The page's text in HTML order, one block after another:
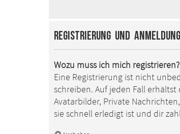
Registrierung und Anmeldung
Wozu muss ich mich registrieren?
Eine Registrierung ist nicht
schreiben. Auf jeden Fall
Avatarbilder, Private
sie schnell erledigt ist und dir